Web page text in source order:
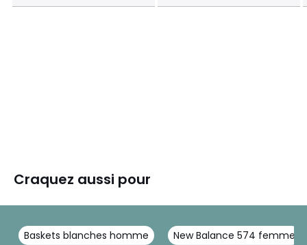
Craquez aussi pour
Baskets blanches homme New Balance 574 femme